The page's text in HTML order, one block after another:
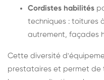
Cordistes habilités
techniques : toitures
autrement, façades
Cette diversité
prestataires et permet de